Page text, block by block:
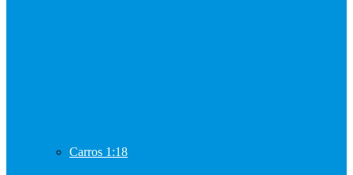
Carros 1:18